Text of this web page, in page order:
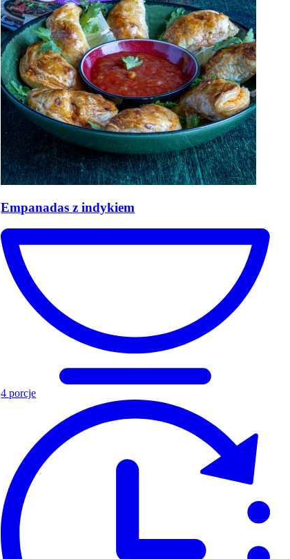
Empanadasz indykiem
4 porcje